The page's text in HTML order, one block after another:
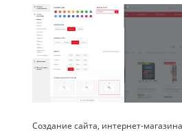
Создание сайта, интернет-